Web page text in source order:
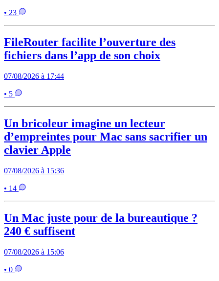
• 23
FileRouter facilite l’ouverture des
fichiers dans l’app de son choix
07/08/2026 à 17:44
• 5
Un bricoleur imagine un lecteur
d’empreintes pour Mac sans sacrifier un
clavier Apple
07/08/2026 à 15:36
• 14
Un Mac juste pour de la bureautique ?
240 € suffisent
07/08/2026 à 15:06
• 0